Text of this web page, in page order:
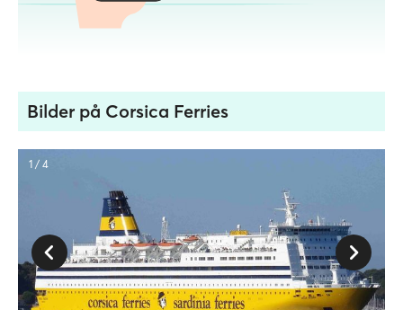
Bilder på Corsica Ferries
1 / 4